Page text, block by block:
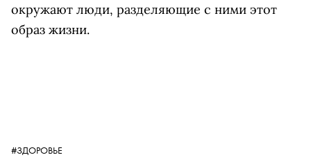
окружают люди, разделяющие с ними этот
образ жизни.
#ЗДОРОВЬЕ